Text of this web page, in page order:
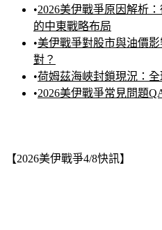
宣告重啟
•2026美伊戰爭原因解析
的中東戰略布局
•美伊戰爭對股市與油價影
對？
•荷姆茲海峽封鎖現況：全